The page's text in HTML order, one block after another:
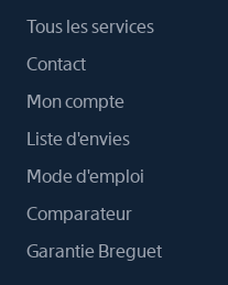
Tous les services
Contact
Mon compte
Liste d'envies
Mode d'emploi
Comparateur
Garantie Breguet